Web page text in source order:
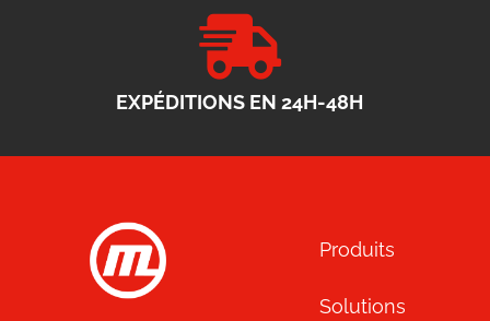
EXPÉDITIONS EN 24H-48H
Produits
Solutions